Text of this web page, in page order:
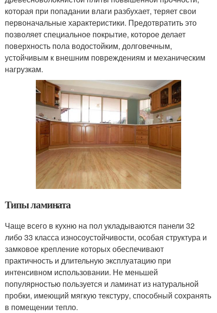
которая при попадании влаги разбухает, теряет свои
первоначальные характеристики. Предотвратить это
позволяет специальное покрытие, которое делает
поверхность пола водостойким, долговечным,
устойчивым к внешним повреждениям и механическим
нагрузкам.
Типы ламината
Чаще всего в кухню на пол укладываются панели 32
либо 33 класса износоустойчивости, особая структура и
замковое крепление которых обеспечивают
практичность и длительную эксплуатацию при
интенсивном использовании. Не меньшей
популярностью пользуется и ламинат из натуральной
пробки, имеющий мягкую текстуру, способный сохранять
в помещении тепло.